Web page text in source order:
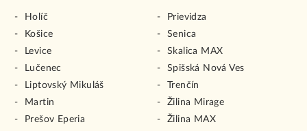
Holíč
Košice
Levice
Lučenec
Liptovský Mikuláš
Martin
Prešov Eperia
Prievidza
Senica
Skalica MAX
Spišská Nová Ves
Trenčín
Žilina Mirage
Žilina MAX